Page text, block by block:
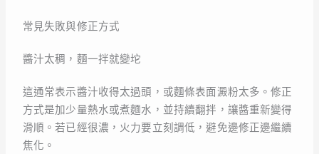
常見失敗與修正方式
醬汁太稠，麵一拌就變坨
這通常表示醬汁收得太過頭，或麵條表面澱粉太多。修正
方式是加少量熱水或煮麵水，並持續翻拌，讓醬重新變得
滑順。若已經很濃，火力要立刻調低，避免邊修正邊繼續
焦化。